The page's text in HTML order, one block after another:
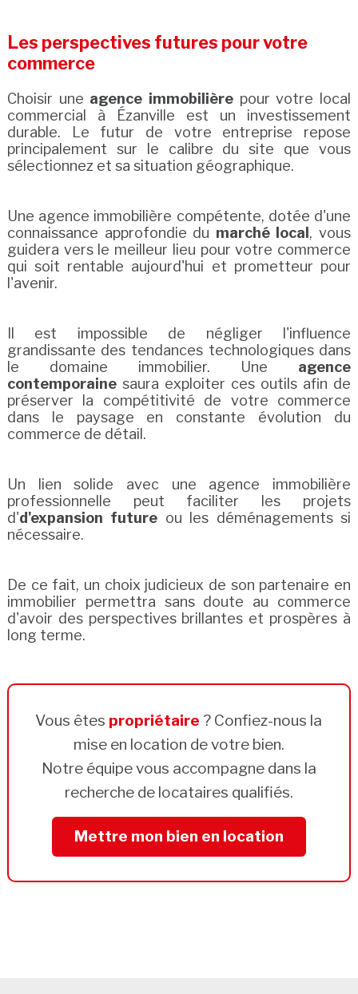
Les perspectives futures pour votre
commerce
Choisir une agence immobilière pour votre local
commercial à Ézanville est un investissement
durable. Le futur de votre entreprise repose
principalement sur le calibre du site que vous
sélectionnez et sa situation géographique.
Une agence immobilière compétente, dotée d'une
connaissance approfondie du marché local , vous
guidera vers le meilleur lieu pour votre commerce
qui soit rentable aujourd'hui et prometteur pour
l'avenir.
Il est impossible de négliger l'influence
grandissante des tendances technologiques dans
le domaine immobilier. Une agence
contemporainesaura exploiter ces outils afin de
préserver la compétitivité de votre commerce
dans le paysage en constante évolution du
commerce de détail.
Un lien solide avec une agence immobilière
professionnelle peut faciliter les projets
d'd'expansion future ou les déménagements si
nécessaire.
De ce fait, un choix judicieux de son partenaire en
immobilier permettra sans doute au commerce
d'avoir des perspectives brillantes et prospères à
long terme.
Vous êtes propriétaire ? Confiez-nous la
mise en location de votre bien.
Notre équipe vous accompagne dans la
recherche de locataires qualifiés.
Mettre mon bien en location